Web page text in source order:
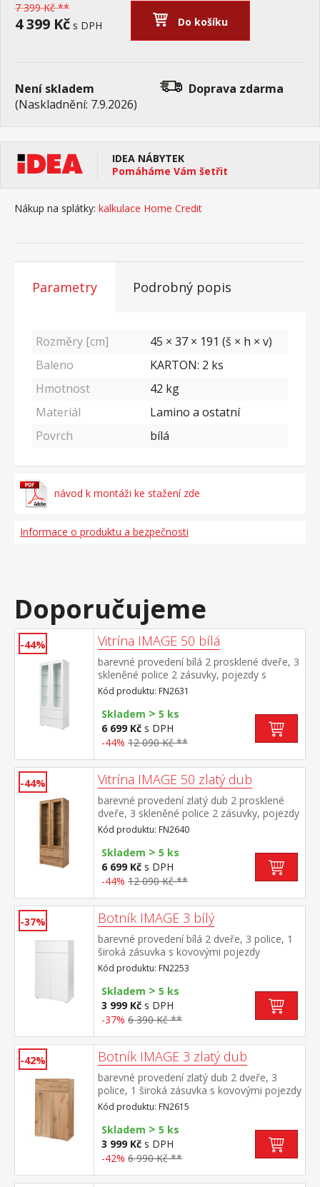
7 399 Kč **
4 399 Kč s DPH Do košíku
Není skladem
(Naskladnění: 7.9.2026)
Doprava zdarma
IDEA NÁBYTEK
Pomáháme Vám šetřit
Nákup na splátky: kalkulace Home Credit
Parametry Podrobný popis
Rozměry [cm]
45 × 37 × 191 (š × h × v)
Baleno
KARTON: 2 ks
Hmotnost
42 kg
Materiál
Lamino a ostatní
Povrch
bílá
návod k montáži ke stažení zde
Informace o produktu a bezpečnosti
Doporučujeme
-44% Vitrína IMAGE 50 bílá
barevné provedení bílá 2 prosklené dveře, 3
skleněné police 2 zásuvky, pojezdy s
kuličkovými ložisky záda jsou oboustranná,
možno zvolit barevné provedení bílá nebo
zlatý dub
Kód produktu: FN2631
Skladem > 5 ks
6 699 Kč s DPH
-44% 12 090 Kč **
-44% Vitrína IMAGE 50 zlatý dub
barevné provedení zlatý dub 2 prosklené
dveře, 3 skleněné police 2 zásuvky, pojezdy
s kuličkovými ložisky záda jsou
oboustranná, možno zvolit barevné
provedení zlatý dub nebo bílá
Kód produktu: FN2640
Skladem > 5 ks
6 699 Kč s DPH
-44% 12 090 Kč **
-37% Botník IMAGE 3 bílý
barevné provedení bílá 2 dveře, 3 police, 1
široká zásuvka s kovovými pojezdy
Kód produktu: FN2253
Skladem > 5 ks
3 999 Kč s DPH
-37% 6 390 Kč **
-42% Botník IMAGE 3 zlatý dub
barevné provedení zlatý dub 2 dveře, 3
police, 1 široká zásuvka s kovovými pojezdy
Kód produktu: FN2615
Skladem > 5 ks
3 999 Kč s DPH
-42% 6 990 Kč **